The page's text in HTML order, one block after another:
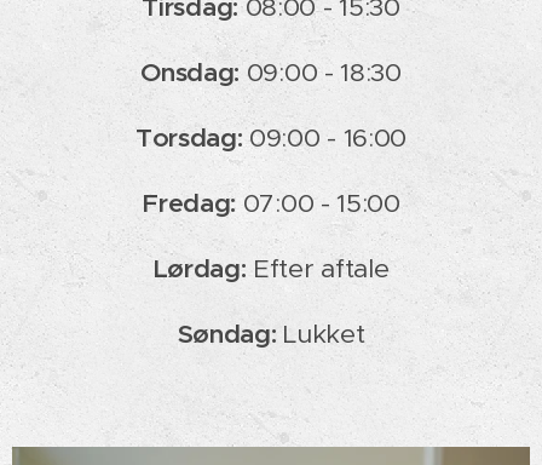
Tirsdag:08:00 - 15:30
Onsdag: 09:00 - 18:30
Torsdag:09:00 - 16:00
Fredag: 07:00 - 15:00
Lørdag: Efter aftale
Søndag: Lukket